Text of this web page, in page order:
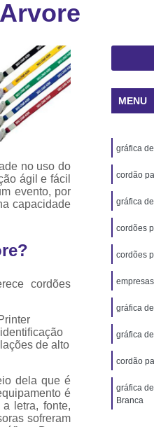
Fidelidade Pvc Rio de Janeiro
Personalizado Santa
Crachá Poliéster
para Crachá
Cordão
Crachá em Poliéster
Crachá Personalizado
Fábrica de Cordão
para Crachás
de Crachá
Cordinha para Crachá
para Crachá
Crachá Personalizado
Pará
Crachá com Trava de
Cordão Personalizado
Personalizado para
Cordão Personalizado
no uso do
ágil e fácil
evento, por
capacidade
cordões
de alto
dela que é
é
letra, fonte,
sofreram
MENU
gráfica
cordão
gráfica
cordões
cordões
gráfica
gráfica
cordão
gráfica
Branca